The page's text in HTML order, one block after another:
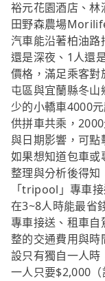
裕元花園酒店、林
田野森農場
汽車能沿著柏油
還是深夜、1人還
價格，滿足乘客對
屯區與宜蘭縣冬
少的小轎車4000
供拼車共乘，
與日期影響，可點
如果想知道包車
整理與分析後得
「tripool」專車
在3~8人時能最省
專車接送、租車
整的交通費用與時
設只有獨自一人
一人只要$2,000（